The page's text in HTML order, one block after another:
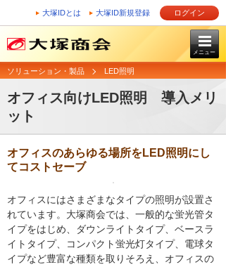
大塚IDとは 大塚ID新規登録 ログイン
メニュー
ソリューション・製品 LED照明
オフィス向けLED照明 導入メリ
ット
オフィスのあらゆる場所をLED照明にし
てコストセーブ
オフィスにはさまざまなタイプの照明が設置さ
れています。大塚商会では、一般的な蛍光管タ
イプをはじめ、ダウンライトタイプ、ベースラ
イトタイプ、コンパクト蛍光灯タイプ、電球タ
イプなど豊富な種類を取りそろえ、オフィスの